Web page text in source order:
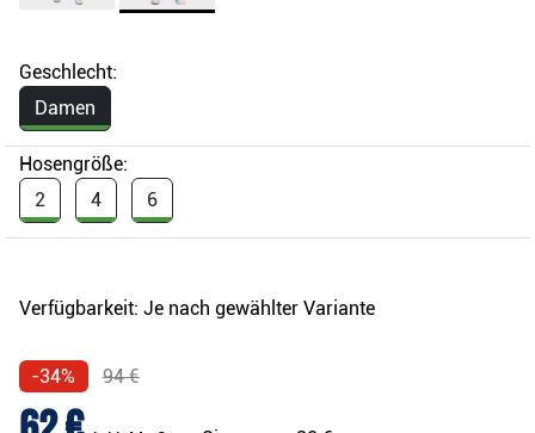
Geschlecht:
Damen
Hosengröße:
2
4 6
Verfügbarkeit: Je nach gewählter Variante
-34% 94 €